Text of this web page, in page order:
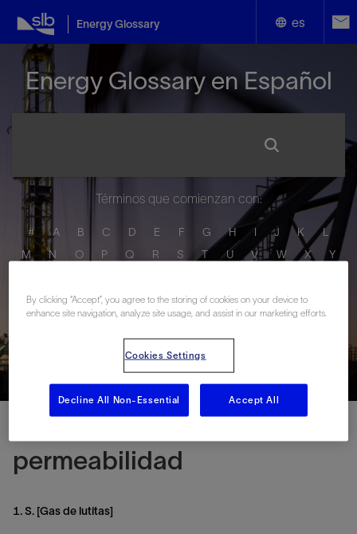
Energy Glossary es
English
Español
Energy Glossary en Español
Términos que comienzan con:
# A B C D E F G H I J K
L
M
N O P Q R S T U V W X
Y
permeabilidad
1. S. [Gas de lutitas]
By clicking “Accept”, you agree to the storing of cookies on your device to
enhance site navigation, analyze site usage, and assist in our marketing efforts.
Cookies Settings
Decline All Non-Essential Accept All